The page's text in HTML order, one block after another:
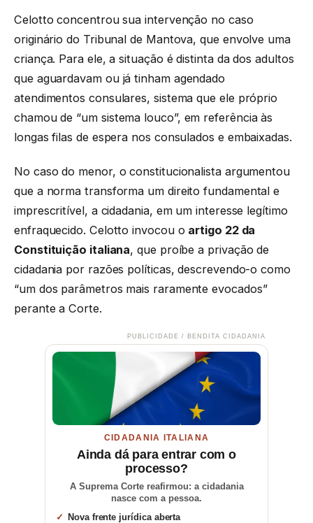
Celotto concentrou sua intervenção no caso
originário do Tribunal de Mantova, que envolve uma
criança. Para ele, a situação é distinta da dos adultos
que aguardavam ou já tinham agendado
atendimentos consulares, sistema que ele próprio
chamou de “um sistema louco”, em referência às
longas filas de espera nos consulados e embaixadas.
No caso do menor, o constitucionalista argumentou
que a norma transforma um direito fundamental e
imprescritível, a cidadania, em um interesse legítimo
enfraquecido. Celotto invocou o artigo 22 da
Constituição italiana, que proíbe a privação de
cidadania por razões políticas, descrevendo-o como
“um dos parâmetros mais raramente evocados”
perante a Corte.
PUBLICIDADE / BENDITA CIDADANIA
CIDADANIA ITALIANA
Ainda dá para entrar com o
processo?
A Suprema Corte reafirmou: a cidadania
nasce com a pessoa.
Nova frente jurídica aberta